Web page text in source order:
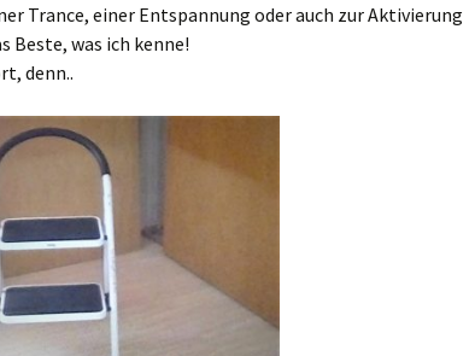
Trance, einer Entspannung oder auch zur Aktivierung
Beste, was ich kenne!
denn..